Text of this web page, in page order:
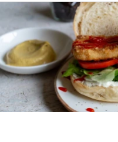
בחלבונים – ומקבלים לביבות
טבעוניות, עגלגלות, טעימות
וכשרות לאוכלי קטניות.
6-8 פרוסות